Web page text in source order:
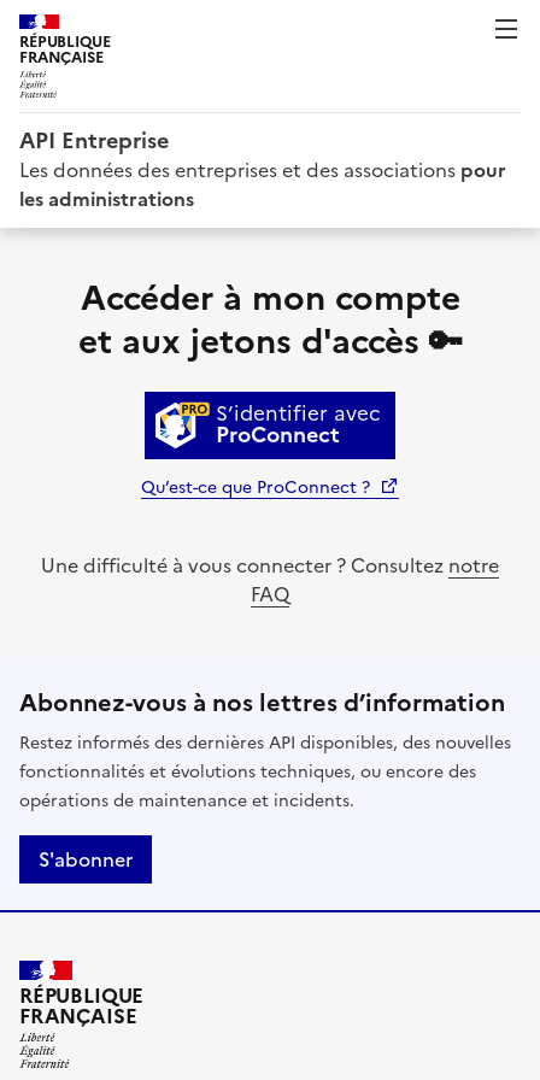
RÉPUBLIQUE
FRANÇAISE
API Entreprise
Les données des entreprises et des associations pour
les administrations
Accéder à mon compte
et aux jetons d'accès 🔑
S’identifier avec
ProConnect
Qu’est-ce que ProConnect ? (nouvelle fenêtre)
Une difficulté à vous connecter ? Consultez notre
FAQ
Abonnez-vous à nos lettres d’information
Restez informés des dernières API disponibles, des nouvelles
fonctionnalités et évolutions techniques, ou encore des
opérations de maintenance et incidents.
S'abonner
RÉPUBLIQUE
FRANÇAISE